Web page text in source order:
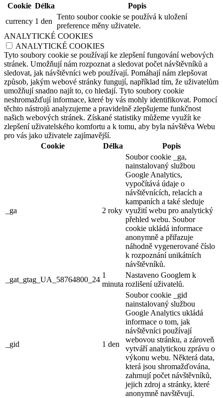
Cookie Délka
Popis
currency 1 den
Tento soubor cookie se používá k uložení
preference měny uživatele.
ANALYTICKÉ COOKIES
ANALYTICKÉ COOKIES
Tyto soubory cookie se používají ke zlepšení fungování webových
stránek. Umožňují nám rozpoznat a sledovat počet návštěvníků a
sledovat, jak návštěvníci web používají. Pomáhají nám zlepšovat
způsob, jakým webové stránky fungují, například tím, že uživatelům
umožňují snadno najít to, co hledají. Tyto soubory cookie
neshromažďují informace, které by vás mohly identifikovat. Pomocí
těchto nástrojů analyzujeme a pravidelně zlepšujeme funkčnost
našich webových stránek. Získané statistiky můžeme využít ke
zlepšení uživatelského komfortu a k tomu, aby byla návštěva Webu
pro vás jako uživatele zajímavější.
Cookie
Délka Popis
_ga 2 roky
Soubor cookie _ga,
nainstalovaný službou
Google Analytics,
vypočítává údaje o
návštěvnících, relacích a
kampaních a také sleduje
využití webu pro analytický
přehled webu. Soubor
cookie ukládá informace
anonymně a přiřazuje
náhodně vygenerované číslo
k rozpoznání unikátních
návštěvníků.
_gat_gtag_UA_58764800_24
1
minuta
Nastaveno Googlem k
rozlišení uživatelů.
_gid 1 den
Soubor cookie _gid
nainstalovaný službou
Google Analytics ukládá
informace o tom, jak
návštěvníci používají
webovou stránku, a zároveň
vytváří analytickou zprávu o
výkonu webu. Některá data,
která jsou shromažďována,
zahrnují počet návštěvníků,
jejich zdroj a stránky, které
anonymně navštěvují.